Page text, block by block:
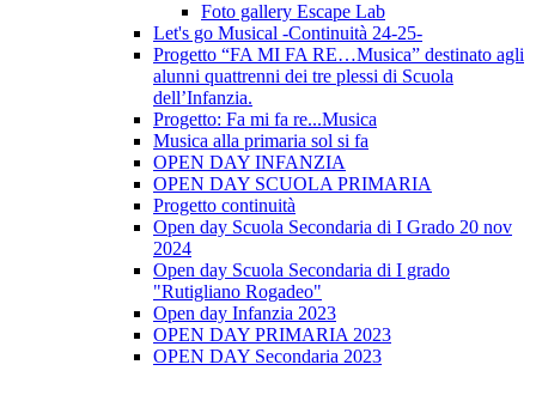
Foto gallery Escape Lab
Let's go Musical -Continuità 24-25-
Progetto “FA MI FA RE…Musica” destinato agli
alunni quattrenni dei tre plessi di Scuola
dell’Infanzia.
Progetto: Fa mi fa re...Musica
Musica alla primaria sol si fa
OPEN DAY INFANZIA
OPEN DAY SCUOLA PRIMARIA
Progetto continuità
Open day Scuola Secondaria di I Grado 20 nov
2024
Open day Scuola Secondaria di I grado
"Rutigliano Rogadeo"
Open day Infanzia 2023
OPEN DAY PRIMARIA 2023
OPEN DAY Secondaria 2023